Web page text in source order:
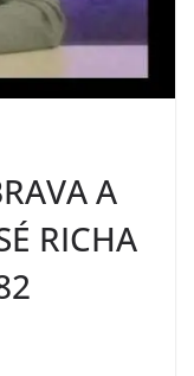
A
RICHA